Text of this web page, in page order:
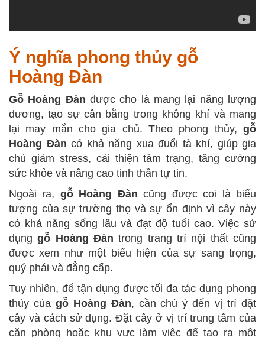
Ý nghĩa phong thủy gỗ
Hoàng Đàn
Gỗ Hoàng Đàn được cho là mang lại năng lượng
dương, tạo sự cân bằng trong không khí và mang
lại may mắn cho gia chủ. Theo phong thủy, gỗ
Hoàng Đàn có khả năng xua đuổi tà khí, giúp gia
chủ giảm stress, cải thiện tâm trạng, tăng cường
sức khỏe và nâng cao tinh thần tự tin.
Ngoài ra, gỗ Hoàng Đàn cũng được coi là biểu
tượng của sự trường thọ và sự ổn định vì cây này
có khả năng sống lâu và đạt độ tuổi cao. Việc sử
dụnggỗ Hoàng Đàn trong trang trí nội thất cũng
được xem như một biểu hiện của sự sang trọng,
quý phái và đẳng cấp.
Tuy nhiên, để tận dụng được tối đa tác dụng phong
thủy của gỗ Hoàng Đàn, cần chú ý đến vị trí đặt
cây và cách sử dụng. Đặt cây ở vị trí trung tâm của
căn phòng hoặc khu vực làm việc để tạo ra một